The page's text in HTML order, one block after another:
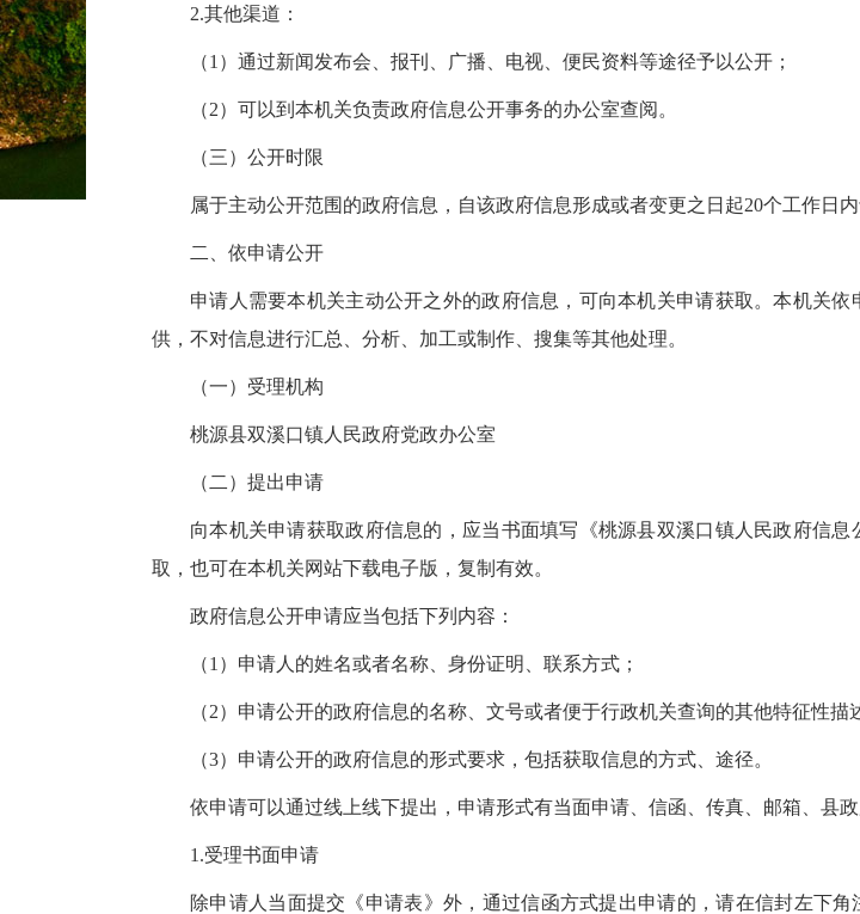
2.其他渠道：
（1）通过新闻发布会、报刊、广播、电视、便民资料等途径予以公开；
（2）可以到本机关负责政府信息公开事务的办公室查阅。
（三）公开时限
属于主动公开范围的政府信息，自该政府信息形成或者变更之日起20个工作日
二、依申请公开
申请人需要本机关主动公开之外的政府信息，可向本机关申请获取。本机关
供，不对信息进行汇总、分析、加工或制作、搜集等其他处理。
（一）受理机构
桃源县双溪口镇人民政府党政办公室
（二）提出申请
向本机关申请获取政府信息的，应当书面填写《桃源县双溪口镇人民政府信息
取，也可在本机关网站下载电子版，复制有效。
政府信息公开申请应当包括下列内容：
（1）申请人的姓名或者名称、身份证明、联系方式；
（2）申请公开的政府信息的名称、文号或者便于行政机关查询的其他特征性描
（3）申请公开的政府信息的形式要求，包括获取信息的方式、途径。
依申请可以通过线上线下提出，申请形式有当面申请、信函、传真、邮箱、县
1.受理书面申请
除申请人当面提交《申请表》外，通过信函方式提出申请的，请在信封左下